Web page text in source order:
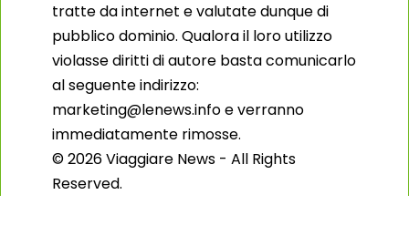
tratte da internet e valutate dunque di
pubblico dominio. Qualora il loro utilizzo
violasse diritti di autore basta comunicarlo
al seguente indirizzo:
marketing@lenews.info e verranno
immediatamente rimosse.
© 2026 Viaggiare News - All Rights
Reserved.